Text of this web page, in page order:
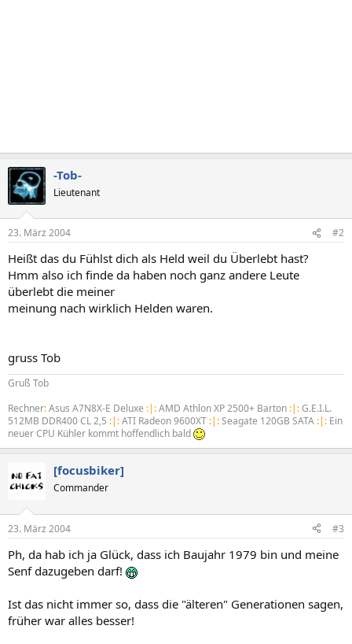
-Tob-
Lieutenant
23. März 2004 #2
Heißt das du Fühlst dich als Held weil du Überlebt hast?
Hmm also ich finde da haben noch ganz andere Leute
überlebt die meiner
meinung nach wirklich Helden waren.
gruss Tob
Gruß Tob
Rechner:Asus A7N8X-E Deluxe :|:AMD Athlon XP 2500+ Barton :|:G.E.I.L.
512MB DDR400 CL 2,5 :|:ATI Radeon 9600XT :|:Seagate 120GB SATA :|: Ein
neuer CPU Kühler kommt hoffendlich bald
[focusbiker]
Commander
23. März 2004 #3
Ph, da hab ich ja Glück, dass ich Baujahr 1979 bin und meine
Senf dazugeben darf!
Ist das nicht immer so, dass die "älteren" Generationen sagen,
früher war alles besser!